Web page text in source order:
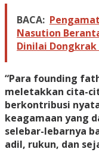
BACA:
Nasution
Dinilai
“Para founding
meletakkan cita-
berkontribusi
keagamaan yang
selebar-lebarnya
adil, rukun, dan